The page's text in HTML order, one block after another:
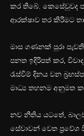
කර තිබේ. කෙසේවුවද
ආරක්ෂාව තර කිරීමට
මාස ගණනක් පුරා
පනත ඉදිරිපත් කර,
රැස්වීම් දිනය වන
මාධ්‍ය තහනම අනුමත
නව නීතිය යටතේ,
සේවාවන් වෙත